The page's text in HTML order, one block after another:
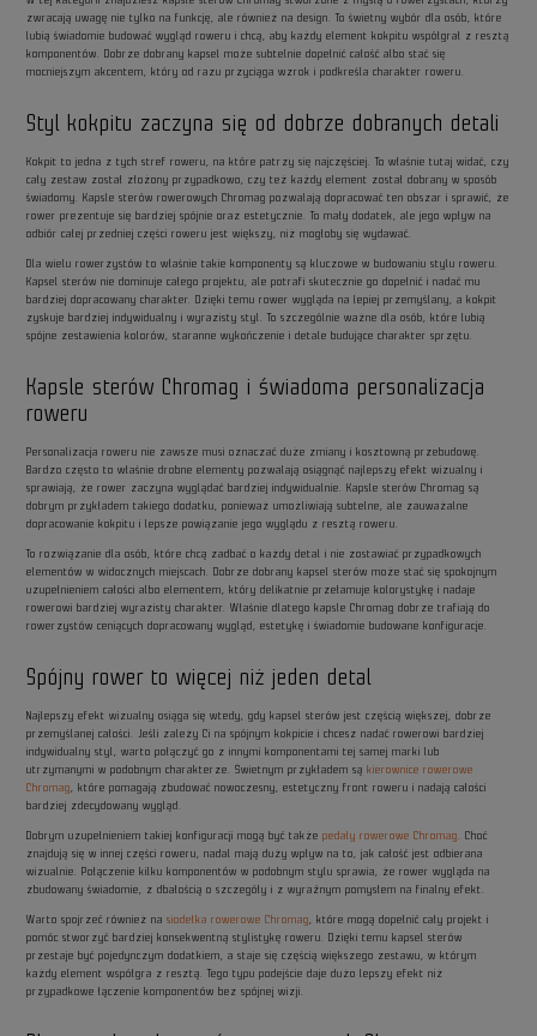
zwracają uwagę nie tylko na funkcję, ale również na design. To świetny wybór dla osób, które
lubią świadomie budować wygląd roweru i chcą, aby każdy element kokpitu współgrał z resztą
komponentów. Dobrze dobrany kapsel może subtelnie dopełnić całość albo stać się
mocniejszym akcentem, który od razu przyciąga wzrok i podkreśla charakter roweru.
Styl kokpitu zaczyna się od dobrze dobranych detali
Kokpit to jedna z tych stref roweru, na które patrzy się najczęściej. To właśnie tutaj widać, czy
cały zestaw został złożony przypadkowo, czy też każdy element został dobrany w sposób
świadomy. Kapsle sterów rowerowych Chromag pozwalają dopracować ten obszar i sprawić, że
rower prezentuje się bardziej spójnie oraz estetycznie. To mały dodatek, ale jego wpływ na
odbiór całej przedniej części roweru jest większy, niż mogłoby się wydawać.
Dla wielu rowerzystów to właśnie takie komponenty są kluczowe w budowaniu stylu roweru.
Kapsel sterów nie dominuje całego projektu, ale potrafi skutecznie go dopełnić i nadać mu
bardziej dopracowany charakter. Dzięki temu rower wygląda na lepiej przemyślany, a kokpit
zyskuje bardziej indywidualny i wyrazisty styl. To szczególnie ważne dla osób, które lubią
spójne zestawienia kolorów, staranne wykończenie i detale budujące charakter sprzętu.
Kapsle sterów Chromag i świadoma personalizacja
roweru
Personalizacja roweru nie zawsze musi oznaczać duże zmiany i kosztowną przebudowę.
Bardzo często to właśnie drobne elementy pozwalają osiągnąć najlepszy efekt wizualny i
sprawiają, że rower zaczyna wyglądać bardziej indywidualnie. Kapsle sterów Chromag są
dobrym przykładem takiego dodatku, ponieważ umożliwiają subtelne, ale zauważalne
dopracowanie kokpitu i lepsze powiązanie jego wyglądu z resztą roweru.
To rozwiązanie dla osób, które chcą zadbać o każdy detal i nie zostawiać przypadkowych
elementów w widocznych miejscach. Dobrze dobrany kapsel sterów może stać się spokojnym
uzupełnieniem całości albo elementem, który delikatnie przełamuje kolorystykę i nadaje
rowerowi bardziej wyrazisty charakter. Właśnie dlatego kapsle Chromag dobrze trafiają do
rowerzystów ceniących dopracowany wygląd, estetykę i świadomie budowane konfiguracje.
Spójny rower to więcej niż jeden detal
Najlepszy efekt wizualny osiąga się wtedy, gdy kapsel sterów jest częścią większej, dobrze
przemyślanej całości. Jeśli zależy Ci na spójnym kokpicie i chcesz nadać rowerowi bardziej
indywidualny styl, warto połączyć go z innymi komponentami tej samej marki lub
utrzymanymi w podobnym charakterze. Świetnym przykładem są kierownice rowerowe
Chromag
, które pomagają zbudować nowoczesny, estetyczny front roweru i nadają całości
bardziej zdecydowany wygląd.
Dobrym uzupełnieniem takiej konfiguracji mogą być takżepedały rowerowe Chromag
. Choć
znajdują się w innej części roweru, nadal mają duży wpływ na to, jak całość jest odbierana
wizualnie. Połączenie kilku komponentów w podobnym stylu sprawia, że rower wygląda na
zbudowany świadomie, z dbałością o szczegóły i z wyraźnym pomysłem na finalny efekt.
Warto spojrzeć również nasiodełka rowerowe Chromag
, które mogą dopełnić cały projekt i
pomóc stworzyć bardziej konsekwentną stylistykę roweru. Dzięki temu kapsel sterów
przestaje być pojedynczym dodatkiem, a staje się częścią większego zestawu, w którym
każdy element współgra z resztą. Tego typu podejście daje dużo lepszy efekt niż
przypadkowe łączenie komponentów bez spójnej wizji.